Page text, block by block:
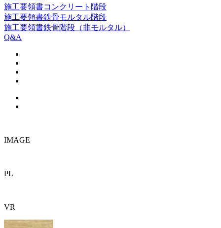
施工要領書コンクリート階段
施工要領書鉄骨モルタル階段
施工要領書鉄骨階段（非モルタル）
Q&A
IMAGE
PL
VR